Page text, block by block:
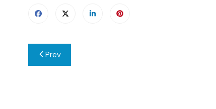
Beitragsnavigation
Prev